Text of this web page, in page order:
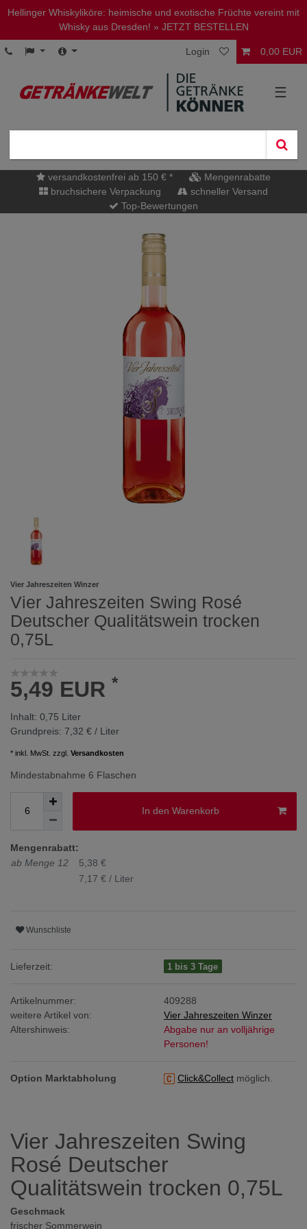
Hellinger Whiskyliköre: heimische und exotische Früchte vereint mit
Whisky aus Dresden! » JETZT BESTELLEN
Login 0,00 EUR
☰
versandkostenfrei ab 150 € *
Mengenrabatte
bruchsichere Verpackung
schneller Versand
Top-Bewertungen
Vier Jahreszeiten Winzer
Vier Jahreszeiten Swing Rosé
Deutscher Qualitätswein trocken
0,75L
5,49 EUR *
Inhalt: 0,75 Liter
Grundpreis: 7,32 € / Liter
* inkl. MwSt. zzgl. Versandkosten
Mindestabnahme 6 Flaschen
In den Warenkorb
Mengenrabatt:
ab Menge 12
5,38 €
7,17 € / Liter
Wunschliste
Lieferzeit: 1 bis 3 Tage
Artikelnummer:
409288
weitere Artikel von:
Vier Jahreszeiten Winzer
Altershinweis:
Abgabe nur an volljährige
Personen!
Option Marktabholung Click&Collect möglich.
Vier Jahreszeiten Swing
Rosé Deutscher
Qualitätswein trocken 0,75L
Geschmack
frischer Sommerwein